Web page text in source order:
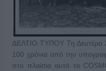
ΔΕΛΤΙΟ ΤΥΠΟΥ Τη Δευτέρα
100 χρόνια από την
στο πλαίσιο αυτό το